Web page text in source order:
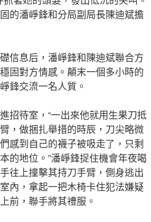
的潘崢鋒和分局副局長陳迪斌擔
信息后，潘崢鋒和陳迪斌聯合方
固對方情感。顛末一個多小時的
鋒交流一名人質。
招待室，“一出來他就用生果刀抵
，做捆扎舉措的時辰，刀尖略微
感到自己的襪子被吸走了，只剩
本的地位。”潘崢鋒捉住機會年夜喝
往上撞擊其持刀手臂，側身逃出
內，拿起一把木椅卡住犯法嫌疑
前，聯手將其禮服。